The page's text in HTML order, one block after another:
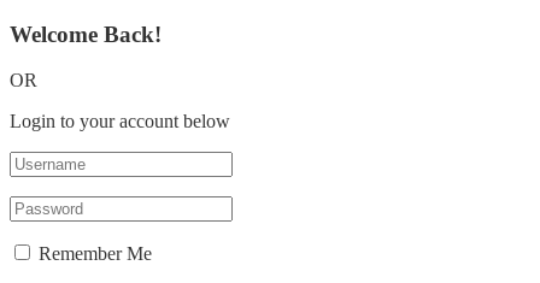
Welcome Back!
OR
Login to your account below
Remember Me